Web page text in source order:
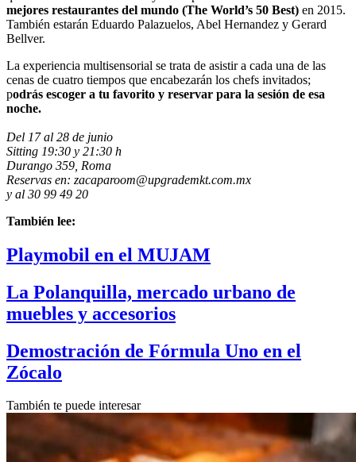
mejores restaurantes del mundo (The World’s 50 Best) en 2015.
También estarán Eduardo Palazuelos, Abel Hernandez y Gerard
Bellver.
La experiencia multisensorial se trata de asistir a cada una de las
cenas de cuatro tiempos que encabezarán los chefs invitados;
podrás escoger a tu favorito y reservar para la sesión de esa
noche.
Del 17 al 28 de junio
Sitting 19:30 y 21:30 h
Durango 359, Roma
Reservas en: zacaparoom@upgrademkt.com.mx
y al 30 99 49 20
También lee:
Playmobil en el MUJAM
La Polanquilla, mercado urbano de
muebles y accesorios
Demostración de Fórmula Uno en el
Zócalo
También te puede interesar